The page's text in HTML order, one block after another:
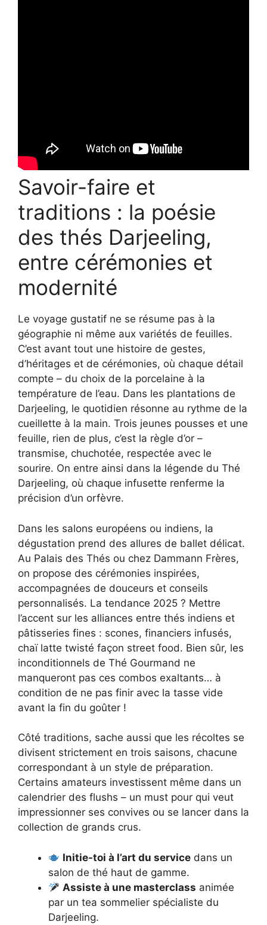
Savoir-faire et
traditions : la poésie
des thés Darjeeling,
entre cérémonies et
modernité
Le voyage gustatif ne se résume pas à la
géographie ni même aux variétés de feuilles.
C’est avant tout une histoire de gestes,
d’héritages et de cérémonies, où chaque détail
compte – du choix de la porcelaine à la
température de l’eau. Dans les plantations de
Darjeeling, le quotidien résonne au rythme de la
cueillette à la main. Trois jeunes pousses et une
feuille, rien de plus, c’est la règle d’or –
transmise, chuchotée, respectée avec le
sourire. On entre ainsi dans la légende du Thé
Darjeeling, où chaque infusette renferme la
précision d’un orfèvre.
Dans les salons européens ou indiens, la
dégustation prend des allures de ballet délicat.
Au Palais des Thés ou chez Dammann Frères,
on propose des cérémonies inspirées,
accompagnées de douceurs et conseils
personnalisés. La tendance 2025 ? Mettre
l’accent sur les alliances entre thés indiens et
pâtisseries fines : scones, financiers infusés,
chaï latte twisté façon street food. Bien sûr, les
inconditionnels de Thé Gourmand ne
manqueront pas ces combos exaltants… à
condition de ne pas finir avec la tasse vide
avant la fin du goûter !
Côté traditions, sache aussi que les récoltes se
divisent strictement en trois saisons, chacune
correspondant à un style de préparation.
Certains amateurs investissent même dans un
calendrier des flushs – un must pour qui veut
impressionner ses convives ou se lancer dans la
collection de grands crus.
Initie-toi à l’art du service dans un
salon de thé haut de gamme.
Assiste à une masterclass animée
par un tea sommelier spécialiste du
Darjeeling.